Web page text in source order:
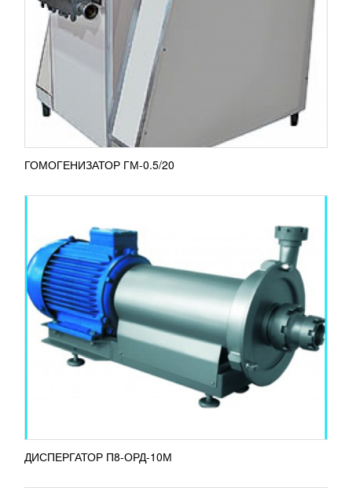
ГОМОГЕНИЗАТОР ГМ-0.5/20
245 662RUB
Под диспергированием обычно подразумевается
равномерное распределение жидкой,
газообразной или твердой фазы в текучей фазе,
при этом, не растворяясь...
ПОДРОБНЕЕ
ДИСПЕРГАТОР П8-ОРД-10М
АГРЕГАТ ДИСПЕРГИРУЮЩИЙ П8-
ОРД-10М-02
264 936RUB
Агрегат диспергирующий П8-ОРД-10М-02
используется для восстановления сухого молока,
внесения сухих компонентов в жидкие продукты,
для получения...